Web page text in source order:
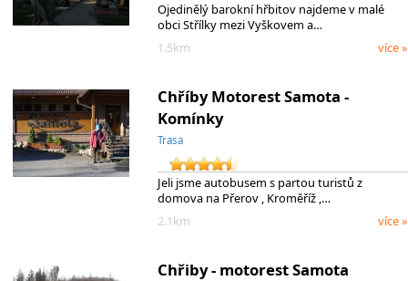
Ojedinělý barokní hřbitov najdeme v malé
obci Střílky mezi Vyškovem a…
1.5km
více »
Chříby Motorest Samota -
Komínky
Trasa
Jeli jsme autobusem s partou turistů z
domova na Přerov , Kroměříž ,…
2.1km
více »
Chřiby - motorest Samota